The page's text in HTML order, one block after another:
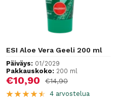
ESI Aloe Vera Geeli 200 ml
Päiväys: 01/2029
Pakkauskoko: 200 ml
Alennushinta
€10,90 Normaalihinta
€14,90
4 arvostelua